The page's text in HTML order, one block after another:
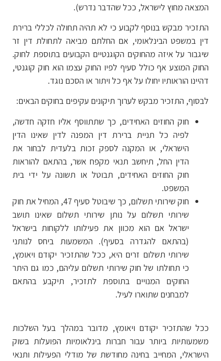
המצאה מחוץ לישראל, ככל שהדבר נדרש).
התזכיר מבקש בנוסף לקבוע כי לא תהיה תחולה לכללי ברירת
דין במשפט הבינלאומי, אם החלתם מביאה לתחולת דין זר
שיגבור על איזה מהחוקים הקוגנטיים הקבועים בתוספת לחוק.
החוק המוצע אף כולל סעיף לפיו החוק עצמו הוא חוק קוגנטי,
דהיינו הוראותיו יחולו על אף כל ויתור או הסכם נוגד.
לבסוף, התזכיר מבקש לערוך תיקונים עקיפים בחוקים הבאים:
חוק החוזים האחידים, כך שתתווסף אליו חזקה חדשה,
לפיה כל תניית ברירת דין המפנה לדין שאינו הדין
הישראלי, או המקנה לספק זכות בלעדית לבחור את
הדין החל, תיחשב תנאי מקפח אשר, בהתאם להוראות
חוק החוזים האחידים, תבוטל או תשונה על ידי בית
המשפט.
חוק שירותי תשלום, כך שיבוטל סעיף 47, המחיל את חוק
שירותי תשלום על נותן שירותי תשלום שאינו תושב
ישראל אם הוא מכוון את פעילותו ללקוחות בישראל
(בהתאם להגדרה בסעיף). המשמעות ביחס לנותני
שירותי תשלום זרים היא, ככל שהתזכיר יקודם ויאומץ,
כי תחולתו של חוק שירותי תשלום עליהם, כמו גם היתר
החוקים המנויים בתוספת לתזכיר, תיקבע בהתאם
למבחנים שתוארו לעיל.
ככל שהתזכיר יקודם ויאומץ, מדובר במהלך בעל השלכות
משמעותיות ביותר עבור חברות בינלאומיות הפועלות בשוק
הישראלי, המחייב בחינה מחודשת של מודלי הפעילות ותנאי